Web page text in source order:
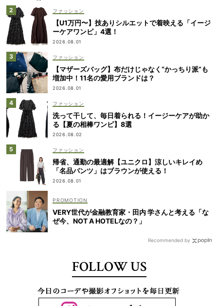
ファッション
【U1万円〜】技ありシルエットで着映える「イージ
ーケアワンピ」4選！
2026.08.01
ファッション
【マザーズバッグ】布だけじゃなく“かっちり派”も
増加中！11名の愛用ブランドは？
2026.08.01
ファッション
洗って干して、毎日着られる！イージーケアが助か
る【夏の相棒ワンピ】8選
2026.08.02
ファッション
帰省、通勤の最適解【ユニクロ】涼しいキレイめ
「名品パンツ」はブラウンが使える！
2026.08.01
VERY世代が金融教育家・田内 学さんと考える「な
ぜ今、NOT A HOTELなの？」
Recommended by
FOLLOW US